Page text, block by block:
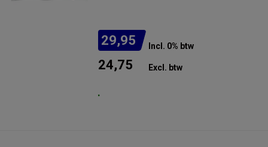
29,95 Incl. 0% btw
24,75 Excl. btw
.